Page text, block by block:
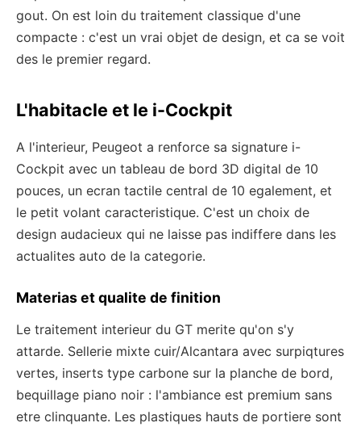
gout. On est loin du traitement classique d'une
compacte : c'est un vrai objet de design, et ca se voit
des le premier regard.
L'habitacle et le i-Cockpit
A l'interieur, Peugeot a renforce sa signature i-
Cockpit avec un tableau de bord 3D digital de 10
pouces, un ecran tactile central de 10 egalement, et
le petit volant caracteristique. C'est un choix de
design audacieux qui ne laisse pas indiffere dans les
actualites auto de la categorie.
Materias et qualite de finition
Le traitement interieur du GT merite qu'on s'y
attarde. Sellerie mixte cuir/Alcantara avec surpiqtures
vertes, inserts type carbone sur la planche de bord,
bequillage piano noir : l'ambiance est premium sans
etre clinquante. Les plastiques hauts de portiere sont